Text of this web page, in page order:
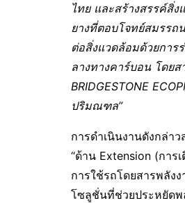
ไทย และสร้างสรรค์สิ่
ยางที่ตอบโจทย์สมรร
ต่อสิ่งแวดล้อมด้วยการ
ลางทางคาร์บอน โดย
BRIDGESTONE
ปริมณฑล”
การดำเนินงานดังกล่า
“ด้าน Extension (การ
การใช้รถโดยสารพลัง
โซลูชั่นที่ช่วยประหยัดพ